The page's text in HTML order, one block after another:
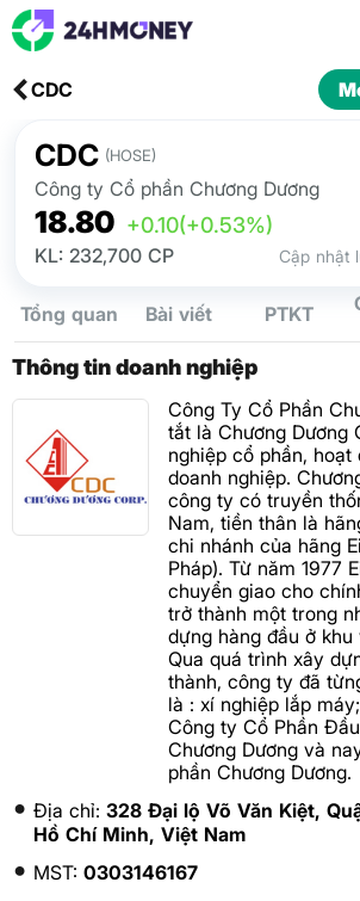
CDC
CDC (HOSE)
Công ty Cổ phần Chương Dương
18.80 +0.10(+0.53%)
KL: 232,700 CP Cập nhật
Tổng quan Bài viết PTKT
Thông tin doanh nghiệp
Công Ty Cổ Phần
tắt là Chương Dương
nghiệp cổ phần, hoạt
doanh nghiệp.
công ty có truyền
Nam, tiền thân là
chi nhánh của hãng
Pháp). Từ năm 1977
chuyển giao cho
trở thành một trong
dựng hàng đầu ở
Qua quá trình xây
thành, công ty đã
là : xí nghiệp lắp
Công ty Cổ Phần
Chương Dương và
phần Chương Dương.
Địa chỉ: 328 Đại lộ Võ Văn Kiệt,
Hồ Chí Minh, Việt Nam
MST: 0303146167